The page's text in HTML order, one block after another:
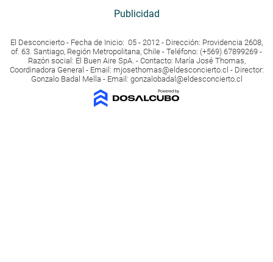
Publicidad
El Desconcierto - Fecha de Inicio: 05 - 2012 - Dirección: Providencia 2608,
of. 63. Santiago, Región Metropolitana, Chile - Teléfono: (+569) 67899269 -
Razón social: El Buen Aire SpA. - Contacto: María José Thomas,
Coordinadora General - Email: mjosethomas@eldesconcierto.cl - Director:
Gonzalo Badal Mella - Email: gonzalobadal@eldesconcierto.cl